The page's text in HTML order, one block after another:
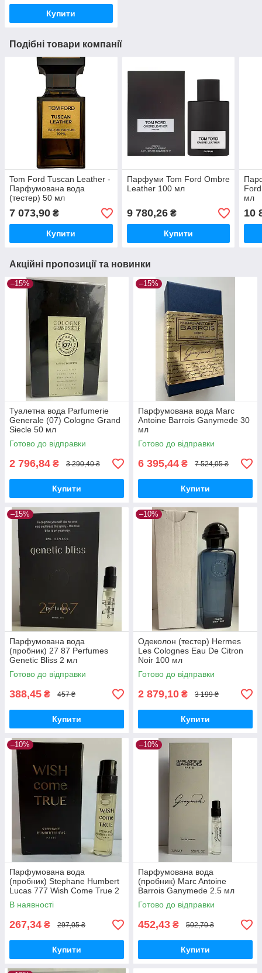
Купити
Подібні товари компанії
Tom Ford Tuscan Leather -
Парфумована вода
(тестер) 50 мл
7 073,90 ₴
Купити
Парфуми Tom Ford Ombre
Leather 100 мл
9 780,26₴
Купити
мл
10
Акційні пропозиції та новинки
–15%
Туалетна вода Parfumerie
Generale (07) Cologne Grand
Siecle 50 мл
Готово до відправки
2 796,84 ₴ 3 290,40 ₴
Купити
–15%
Парфумована вода Marc
Antoine Barrois Ganymede 30
мл
Готово до відправки
6 395,44 ₴ 7 524,05 ₴
Купити
–15%
Парфумована вода
(пробник) 27 87 Perfumes
Genetic Bliss 2 мл
Готово до відправки
388,45 ₴ 457 ₴
Купити
–10%
Одеколон (тестер) Hermes
Les Colognes Eau De Citron
Noir 100 мл
Готово до відправки
2 879,10 ₴ 3 199 ₴
Купити
–10%
Парфумована вода
(пробник) Stephane Humbert
Lucas 777 Wish Come True 2
мл
В наявності
267,34 ₴ 297,05 ₴
Купити
–10%
Парфумована вода
(пробник) Marc Antoine
Barrois Ganymede 2.5 мл
Готово до відправки
452,43 ₴ 502,70 ₴
Купити